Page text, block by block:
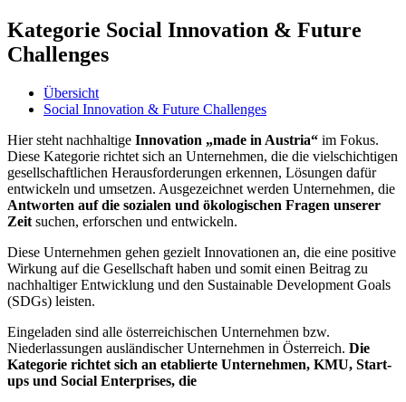
Kategorie Social Innovation & Future
Challenges
Übersicht
Social Innovation & Future Challenges
Hier steht nachhaltige Innovation „made in Austria“ im Fokus.
Diese Kategorie richtet sich an Unternehmen, die die vielschichtigen
gesellschaftlichen Herausforderungen erkennen, Lösungen dafür
entwickeln und umsetzen. Ausgezeichnet werden Unternehmen, die
Antworten auf die sozialen und ökologischen Fragen unserer
Zeit suchen, erforschen und entwickeln.
Diese Unternehmen gehen gezielt Innovationen an, die eine positive
Wirkung auf die Gesellschaft haben und somit einen Beitrag zu
nachhaltiger Entwicklung und den Sustainable Development Goals
(SDGs) leisten.
Eingeladen sind alle österreichischen Unternehmen bzw.
Niederlassungen ausländischer Unternehmen in Österreich. Die
Kategorie richtet sich an etablierte Unternehmen, KMU, Start-
ups und Social Enterprises, die